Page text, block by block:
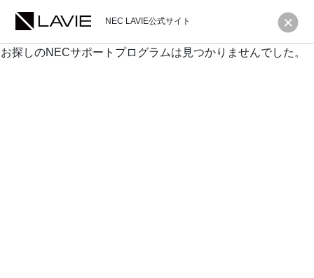
NEC LAVIE公式サイト
お探しのNECサポートプログラムは見つかりませんでした。